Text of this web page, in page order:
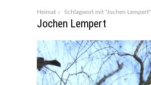
Heimat Schlagwort mit "Jochen Lempert"
Jochen Lempert